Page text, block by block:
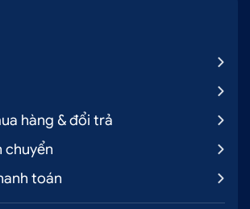
hàng & đổi trả
chuyển
toán